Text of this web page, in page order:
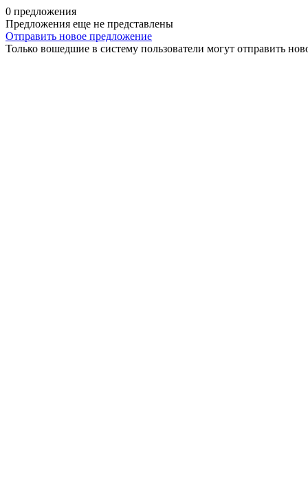
0 предложения
Предложения еще не представлены
Отправить новое предложение
Только вошедшие в систему пользователи могут отправить